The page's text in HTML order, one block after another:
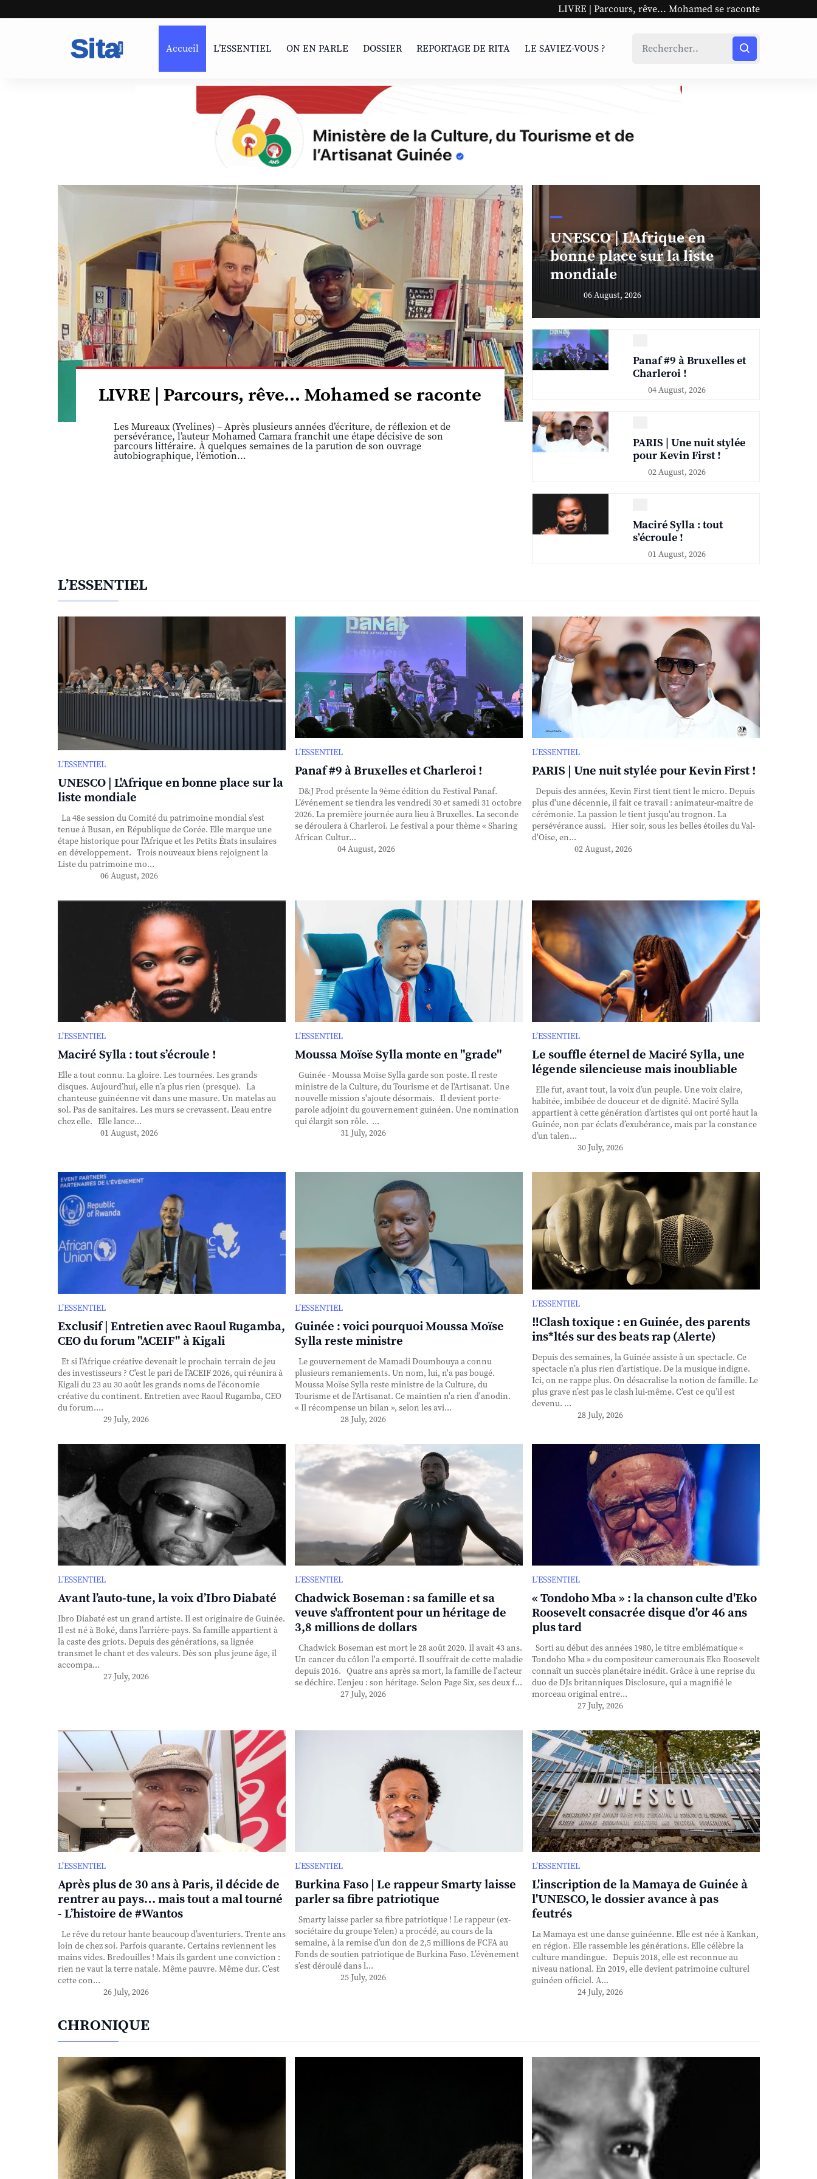
LIVRE | Parcours, rêve... Mohamed se raconte UNESCO | L'Afrique en
Accueil L’ESSENTIEL ON EN PARLE DOSSIER REPORTAGE DE RITA LE SAVIEZ-VOUS ?
LIVRE | Parcours, rêve... Mohamed se raconte
Les Mureaux (Yvelines) – Après plusieurs années d’écriture, de réflexion et de
persévérance, l’auteur Mohamed Camara franchit une étape décisive de son
parcours littéraire. À quelques semaines de la parution de son ouvrage
autobiographique, l’émotion...
UNESCO | L'Afrique en
bonne place sur la liste
mondiale
06 August, 2026
Panaf #9 à Bruxelles et
Charleroi !
04 August, 2026
PARIS | Une nuit stylée
pour Kevin First !
02 August, 2026
Maciré Sylla : tout
s’écroule !
01 August, 2026
L’ESSENTIEL
L’ESSENTIEL
UNESCO | L'Afrique en bonne place sur la
liste mondiale
La 48e session du Comité du patrimoine mondial s'est
tenue à Busan, en République de Corée. Elle marque une
étape historique pour l'Afrique et les Petits États insulaires
en développement. Trois nouveaux biens rejoignent la
Liste du patrimoine mo...
06 August, 2026
L’ESSENTIEL
Panaf #9 à Bruxelles et Charleroi !
D&J Prod présente la 9ème édition du Festival Panaf.
L’événement se tiendra les vendredi 30 et samedi 31 octobre
2026. La première journée aura lieu à Bruxelles. La seconde
se déroulera à Charleroi. Le festival a pour thème « Sharing
African Cultur...
04 August, 2026
L’ESSENTIEL
PARIS | Une nuit stylée pour Kevin First !
Depuis des années, Kevin First tient tient le micro. Depuis
plus d'une décennie, il fait ce travail : animateur-maître de
cérémonie. La passion le tient jusqu'au trognon. La
persévérance aussi. Hier soir, sous les belles étoiles du Val-
d'Oise, en...
02 August, 2026
L’ESSENTIEL
Maciré Sylla : tout s’écroule !
Elle a tout connu. La gloire. Les tournées. Les grands
disques. Aujourd’hui, elle n’a plus rien (presque). La
chanteuse guinéenne vit dans une masure. Un matelas au
sol. Pas de sanitaires. Les murs se crevassent. L'eau entre
chez elle. Elle lance...
01 August, 2026
L’ESSENTIEL
Moussa Moïse Sylla monte en "grade"
Guinée - Moussa Moïse Sylla garde son poste. Il reste
ministre de la Culture, du Tourisme et de l'Artisanat. Une
nouvelle mission s'ajoute désormais. Il devient porte-
parole adjoint du gouvernement guinéen. Une nomination
qui élargit son rôle. ...
31 July, 2026
L’ESSENTIEL
Le souffle éternel de Maciré Sylla, une
légende silencieuse mais inoubliable
Elle fut, avant tout, la voix d’un peuple. Une voix claire,
habitée, imbibée de douceur et de dignité. Maciré Sylla
appartient à cette génération d’artistes qui ont porté haut la
Guinée, non par éclats d’exubérance, mais par la constance
d’un talen...
30 July, 2026
L’ESSENTIEL
Exclusif | Entretien avec Raoul Rugamba,
CEO du forum "ACEIF" à Kigali
Et si l'Afrique créative devenait le prochain terrain de jeu
des investisseurs ? C'est le pari de l'ACEIF 2026, qui réunira à
Kigali du 23 au 30 août les grands noms de l'économie
créative du continent. Entretien avec Raoul Rugamba, CEO
du forum....
29 July, 2026
L’ESSENTIEL
Guinée : voici pourquoi Moussa Moïse
Sylla reste ministre
Le gouvernement de Mamadi Doumbouya a connu
plusieurs remaniements. Un nom, lui, n'a pas bougé.
Moussa Moïse Sylla reste ministre de la Culture, du
Tourisme et de l'Artisanat. Ce maintien n'a rien d'anodin.
« Il récompense un bilan », selon les avi...
28 July, 2026
L’ESSENTIEL
‼️Clash toxique : en Guinée, des parents
ins*ltés sur des beats rap (Alerte)
Depuis des semaines, la Guinée assiste à un spectacle. Ce
spectacle n’a plus rien d’artistique. De la musique indigne.
Ici, on ne rappe plus. On désacralise la notion de famille. Le
plus grave n’est pas le clash lui-même. C’est ce qu’il est
devenu. ...
28 July, 2026
L’ESSENTIEL
Avant l’auto-tune, la voix d’Ibro Diabaté
Ibro Diabaté est un grand artiste. Il est originaire de Guinée.
Il est né à Boké, dans l’arrière-pays. Sa famille appartient à
la caste des griots. Depuis des générations, sa lignée
transmet le chant et des valeurs. Dès son plus jeune âge, il
accompa...
27 July, 2026
L’ESSENTIEL
Chadwick Boseman : sa famille et sa
veuve s'affrontent pour un héritage de
3,8 millions de dollars
Chadwick Boseman est mort le 28 août 2020. Il avait 43 ans.
Un cancer du côlon l'a emporté. Il souffrait de cette maladie
depuis 2016. Quatre ans après sa mort, la famille de l'acteur
se déchire. L'enjeu : son héritage. Selon Page Six, ses deux f...
27 July, 2026
L’ESSENTIEL
« Tondoho Mba » : la chanson culte d'Eko
Roosevelt consacrée disque d'or 46 ans
plus tard
Sorti au début des années 1980, le titre emblématique «
Tondoho Mba » du compositeur camerounais Eko Roosevelt
connaît un succès planétaire inédit. Grâce à une reprise du
duo de DJs britanniques Disclosure, qui a magnifié le
morceau original entre...
27 July, 2026
L’ESSENTIEL
Après plus de 30 ans à Paris, il décide de
rentrer au pays… mais tout a mal tourné
- L’histoire de #Wantos
Le rêve du retour hante beaucoup d’aventuriers. Trente ans
loin de chez soi. Parfois quarante. Certains reviennent les
mains vides. Bredouilles ! Mais ils gardent une conviction :
rien ne vaut la terre natale. Même pauvre. Même dur. C’est
cette con...
26 July, 2026
L’ESSENTIEL
Burkina Faso | Le rappeur Smarty laisse
parler sa fibre patriotique
Smarty laisse parler sa fibre patriotique ! Le rappeur (ex-
sociétaire du groupe Yelen) a procédé, au cours de la
semaine, à la remise d’un don de 2,5 millions de FCFA au
Fonds de soutien patriotique de Burkina Faso. L’évènement
s’est déroulé dans l...
25 July, 2026
L’ESSENTIEL
L'inscription de la Mamaya de Guinée à
l'UNESCO, le dossier avance à pas
feutrés
La Mamaya est une danse guinéenne. Elle est née à Kankan,
en région. Elle rassemble les générations. Elle célèbre la
culture mandingue. Depuis 2018, elle est reconnue au
niveau national. En 2019, elle devient patrimoine culturel
guinéen officiel. A...
24 July, 2026
CHRONIQUE